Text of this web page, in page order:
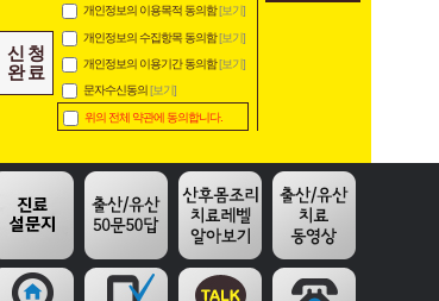
신 청
완 료
개인정보의 이용목적 동의함[보기]
개인정보의 수집항목 동의함[보기]
개인정보의 이용기간 동의함[보기]
문자수신동의[보기]
위의 전체 약관에 동의합니다.